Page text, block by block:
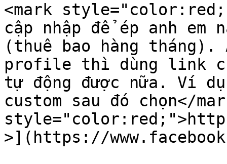
<mark
cập nhập để ép anh em
(thuê bao hàng tháng).
profile thì dùng link
tự động được nữa. Ví
custom sau đó chọn</
>](https://